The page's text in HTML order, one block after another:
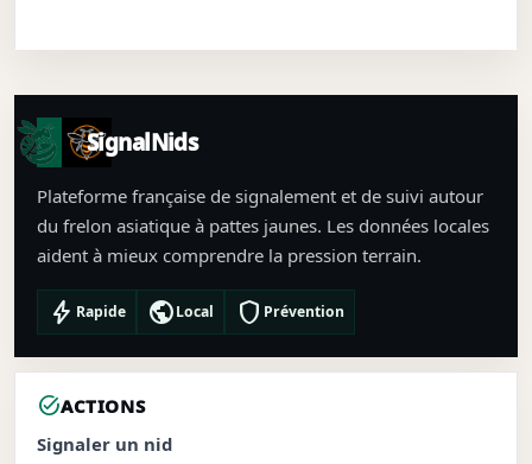
SignalNids
Plateforme française de signalement et de suivi autour
du frelon asiatique à pattes jaunes. Les données locales
aident à mieux comprendre la pression terrain.
bolt Rapide publicLocal shield Prévention
task_altACTIONS
Signaler un nid